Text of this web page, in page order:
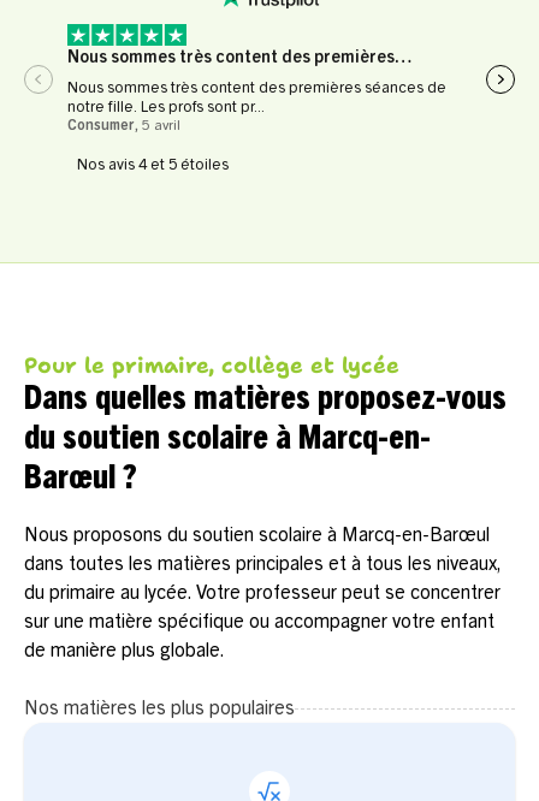
Nous sommes très content des premières…
Nous sommes très content des premières séances de
notre fille. Les profs sont pr...
Consumer, 5 avril
Nos avis 4 et 5 étoiles
Pour le primaire, collège et lycée
Dans quelles matières proposez-vous
du soutien scolaire à Marcq-en-
Barœul ?
Nous proposons du soutien scolaire à Marcq-en-Barœul
dans toutes les matières principales et à tous les niveaux,
du primaire au lycée. Votre professeur peut se concentrer
sur une matière spécifique ou accompagner votre enfant
de manière plus globale.
Nos matières les plus populaires